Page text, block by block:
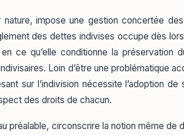
nature, impose une gestion concertée
des dettes indivises occupe dès
ce qu’elle conditionne la préservation
Loin d’être une problématique
sur l’indivision nécessite l’adoption
des droits de chacun.
préalable, circonscrire la notion même de